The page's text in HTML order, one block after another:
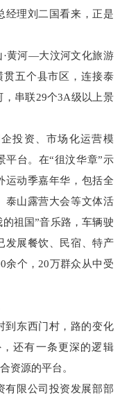
经理刘二国看来，正是
黄河—大汶河文化旅游
五个县市区，连接泰
串联29个3A级以上景
投资、市场化运营模
平台。在“徂汶华章”示
运动季嘉年华，包括全
泰山露营大会等文体活
祖国”音乐路，车辆驶
发展餐饮、民宿、特产
余个，20万群众从中受
到东西门村，路的变化
还有一条更深的逻辑
资源的平台。
有限公司投资发展部部